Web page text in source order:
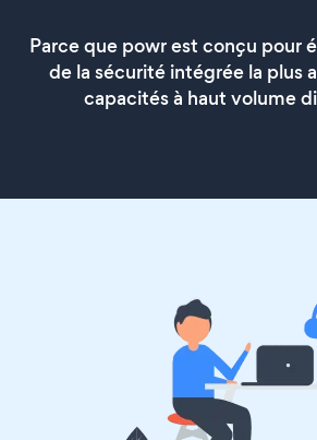
Parce que powr est conçu pour
de la sécurité intégrée la plus
capacités à haut volume